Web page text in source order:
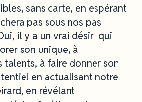
sans carte, en espérant
pas sous nos pas
il y a un vrai désir qui
son unique, à
talents, à faire donner son
en actualisant notre
en révélant